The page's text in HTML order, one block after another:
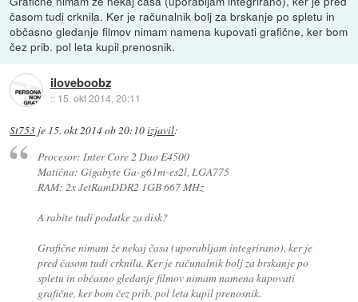
časom tudi crknila. Ker je računalnik bolj za brskanje po spletu in
občasno gledanje filmov nimam namena kupovati grafične, ker bom
čez prib. pol leta kupil prenosnik.
iloveboobz
:: 15. okt 2014, 20:11
St753 je 15. okt 2014 ob 20:10izjavil:
Procesor: Inter Core 2 Duo E4500
Matična: Gigabyte Ga-g61m-es2l, LGA775
RAM: 2x JetRamDDR2 1GB 667 MHz
A rabite tudi podatke za disk?
Grafične nimam že nekaj časa (uporabljam integrirano), ker je
pred časom tudi crknila. Ker je računalnik bolj za brskanje po
spletu in občasno gledanje filmov nimam namena kupovati
grafične, ker bom čez prib. pol leta kupil prenosnik.